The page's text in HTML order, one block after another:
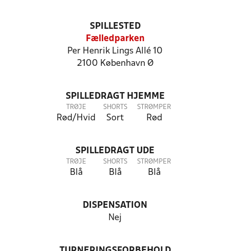
SPILLESTED
Fælledparken
Per Henrik Lings Allé 10
2100 København Ø
SPILLEDRAGT HJEMME
TRØJE
Rød/Hvid
SHORTS
Sort
STRØMPER
Rød
SPILLEDRAGT UDE
TRØJE
Blå
SHORTS
Blå
STRØMPER
Blå
DISPENSATION
Nej